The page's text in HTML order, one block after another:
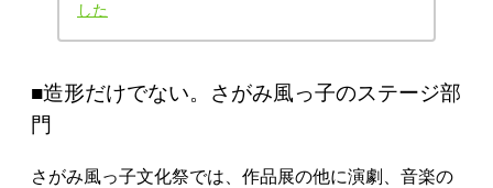
した
■造形だけでない。さがみ風っ子のステージ部
門
さがみ風っ子文化祭では、作品展の他に演劇、音楽の